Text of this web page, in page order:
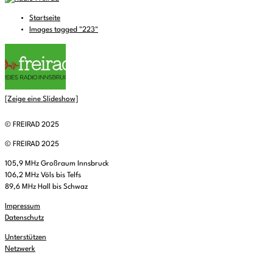
Startseite
Images tagged "223"
[Zeige eine Slideshow]
© FREIRAD 2025
© FREIRAD 2025
105,9 MHz Großraum Innsbruck
106,2 MHz Völs bis Telfs
89,6 MHz Hall bis Schwaz
Impressum
Datenschutz
Unterstützen
Netzwerk